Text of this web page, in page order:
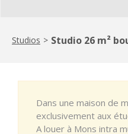
Studios > Studio 26 m²
Dans une maison de
exclusivement aux
A louer à Mons intra